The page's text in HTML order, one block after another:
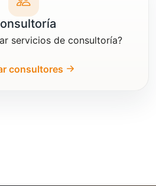
servicios de consultoría?
consultores